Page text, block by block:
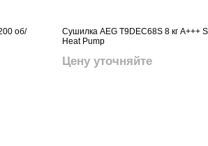
об/
Сушилка AEG T9DEC68S 8 кг A+++
Heat Pump
Цену уточняйте